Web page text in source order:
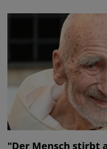
"Der Mensch stirbt